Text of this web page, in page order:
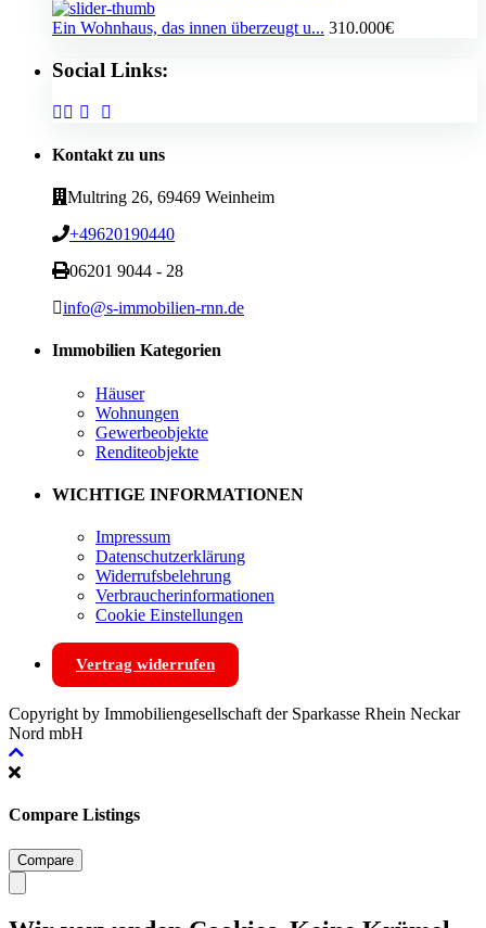
Ein Wohnhaus, das innen überzeugt u... 310.000€
Social Links:
Kontakt zu uns
Multring 26, 69469 Weinheim
+49620190440
06201 9044 - 28
info@s-immobilien-rnn.de
Immobilien Kategorien
Häuser
Wohnungen
Gewerbeobjekte
Renditeobjekte
WICHTIGE INFORMATIONEN
Impressum
Datenschutzerklärung
Widerrufsbelehrung
Verbraucherinformationen
Cookie Einstellungen
Vertrag widerrufen
Copyright by Immobiliengesellschaft der Sparkasse Rhein Neckar
Nord mbH
Compare Listings
Compare